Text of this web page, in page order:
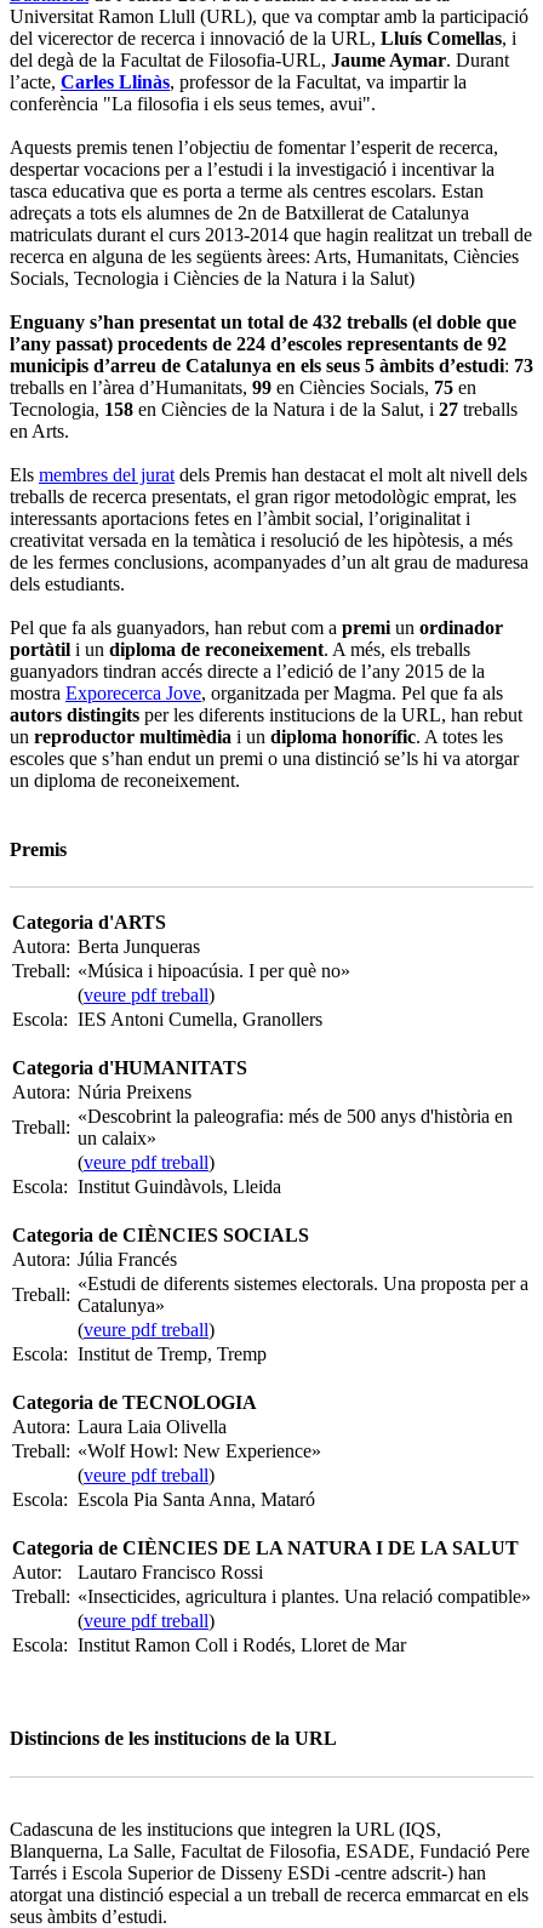
Universitat Ramon Llull (URL), que va comptar amb la participació
del vicerector de recerca i innovació de la URL, Lluís Comellas, i
del degà de la Facultat de Filosofia-URL, Jaume Aymar. Durant
l’acte, Carles Llinàs, professor de la Facultat, va impartir la
conferència "La filosofia i els seus temes, avui".
Aquests premis tenen l’objectiu de fomentar l’esperit de recerca,
despertar vocacions per a l’estudi i la investigació i incentivar la
tasca educativa que es porta a terme als centres escolars. Estan
adreçats a tots els alumnes de 2n de Batxillerat de Catalunya
matriculats durant el curs 2013-2014 que hagin realitzat un treball de
recerca en alguna de les següents àrees: Arts, Humanitats, Ciències
Socials, Tecnologia i Ciències de la Natura i la Salut)
Enguany s’han presentat un total de 432 treballs (el doble que
l’any passat) procedents de 224 d’escoles representants de 92
municipis d’arreu de Catalunya en els seus 5 àmbits d’estudi: 73
treballs en l’àrea d’Humanitats, 99 en Ciències Socials, 75 en
Tecnologia, 158 en Ciències de la Natura i de la Salut, i 27 treballs
en Arts.
Els membres del jurat dels Premis han destacat el molt alt nivell dels
treballs de recerca presentats, el gran rigor metodològic emprat, les
interessants aportacions fetes en l’àmbit social, l’originalitat i
creativitat versada en la temàtica i resolució de les hipòtesis, a més
de les fermes conclusions, acompanyades d’un alt grau de maduresa
dels estudiants.
Pel que fa als guanyadors, han rebut com a premi un ordinador
portàtil i un diploma de reconeixement. A més, els treballs
guanyadors tindran accés directe a l’edició de l’any 2015 de la
mostra Exporecerca Jove, organitzada per Magma. Pel que fa als
autors distingits per les diferents institucions de la URL, han rebut
un reproductor multimèdia i un diploma honorífic. A totes les
escoles que s’han endut un premi o una distinció se’ls hi va atorgar
un diploma de reconeixement.
Premis
Categoria d'ARTS
Autora: Berta Junqueras
Treball: «Música i hipoacúsia. I per què no»
(veure pdf treball)
Escola: IES Antoni Cumella, Granollers
Categoria d'HUMANITATS
Autora: Núria Preixens
Treball:
«Descobrint la paleografia: més de 500 anys d'història en
un calaix»
(veure pdf treball)
Escola: Institut Guindàvols, Lleida
Categoria de CIÈNCIES SOCIALS
Autora: Júlia Francés
Treball:
«Estudi de diferents sistemes electorals. Una proposta per a
Catalunya»
(veure pdf treball)
Escola: Institut de Tremp, Tremp
Categoria de TECNOLOGIA
Autora: Laura Laia Olivella
Treball: «Wolf Howl: New Experience»
(veure pdf treball)
Escola: Escola Pia Santa Anna, Mataró
Categoria de CIÈNCIES DE LA NATURA I DE LA SALUT
Autor:
Lautaro Francisco Rossi
Treball: «Insecticides, agricultura i plantes. Una relació compatible»
(veure pdf treball)
Escola: Institut Ramon Coll i Rodés, Lloret de Mar
Distincions de les institucions de la URL
Cadascuna de les institucions que integren la URL (IQS,
Blanquerna, La Salle, Facultat de Filosofia, ESADE, Fundació Pere
Tarrés i Escola Superior de Disseny ESDi -centre adscrit-) han
atorgat una distinció especial a un treball de recerca emmarcat en els
seus àmbits d’estudi.